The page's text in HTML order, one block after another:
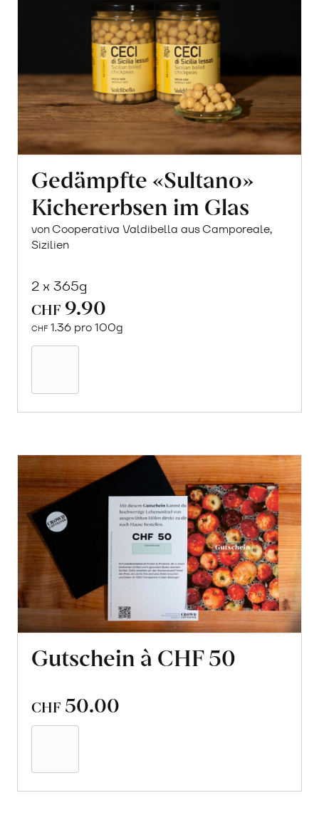
Gedämpfte «Sultano»
Kichererbsen im Glas
von Cooperativa Valdibella aus Camporeale,
Sizilien
2 x 365g
CHF 9.90
CHF 1.36 pro 100g
Gutschein à CHF 50
CHF 50.00